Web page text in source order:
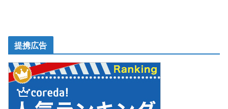
提携広告